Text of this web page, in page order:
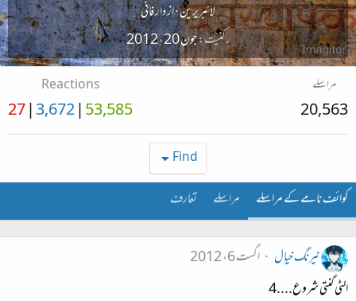
لائبریرین·ازدار فانی
رکنیت جون 20، 2012
مراسلے
20,563
Reactions
53,585
3,672
27
Find
کوائف نامے کے مراسلے مراسلے تعارف
نیرنگ خیال
اگست 6، 2012
الٹی گنتی شروع....4